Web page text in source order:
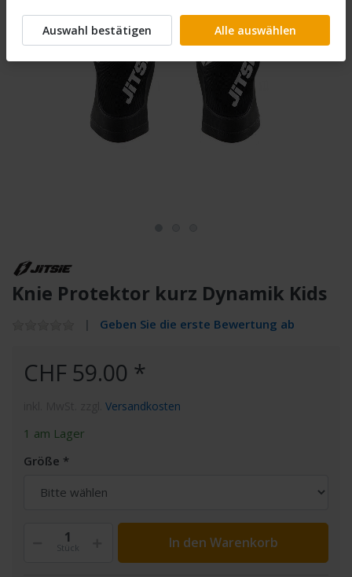
Knie Protektor kurz Dynamik Kids
Geben Sie die erste Bewertung ab
CHF 59.00 *
Versandkosten
1 am Lager
Größe
Stück In den Warenkorb
Auswahl bestätigen Alle auswählen